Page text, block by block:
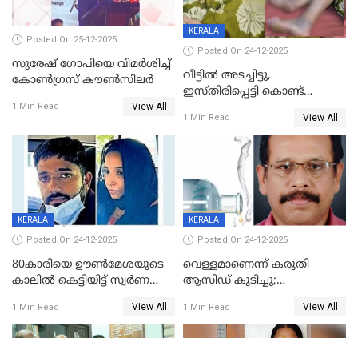
Posted On 25-12-2025
സുരേഷ് ഗോപിയെ വിമര്‍ശിച്ച്
കോണ്‍ഗ്രസ് കൗണ്‍സിലര്‍
1 Min Read View All
KERALA
Posted On 24-12-2025
വീട്ടിൽ അടച്ചിട്ടു,
ഇസ്തിരിപ്പെട്ടി കൊണ്ട്
ഗർഭിണിയായ യുവതിക്ക് ക്രൂര
1 Min Read View All
KERALA
Posted On 24-12-2025
80കാരിയെ ഊൺമേശയുടെ
കാലിൽ കെട്ടിയിട്ട് സ്വർണവും
കൊച്ചുമകനും സുഹൃത്തും
അറസ്റ്റിൽ
1 Min Read View All
KERALA
Posted On 24-12-2025
വെള്ളമാണെന്ന് കരുതി
ആസിഡ് കുടിച്ചു;
മരിച്ചു
1 Min Read View All